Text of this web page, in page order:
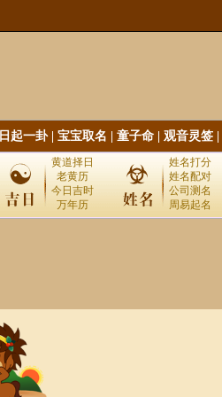
日起一卦| 宝宝取名 童子命 观音灵签
黄道择日
老黄历
今日吉时
万年历
姓名打分
姓名配对
公司测名
周易起名